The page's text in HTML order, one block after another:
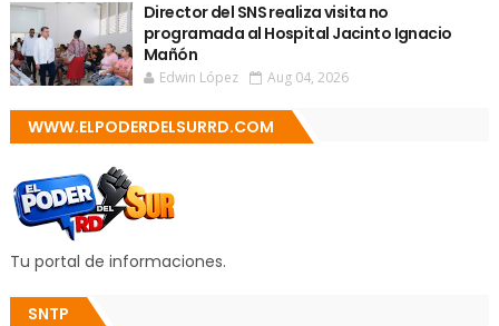
Director del SNS realiza visita no
programada al Hospital Jacinto Ignacio
Mañón
Edwin López Aug 04, 2026
WWW.ELPODERDELSURRD.COM
Tu portal de informaciones.
SNTP